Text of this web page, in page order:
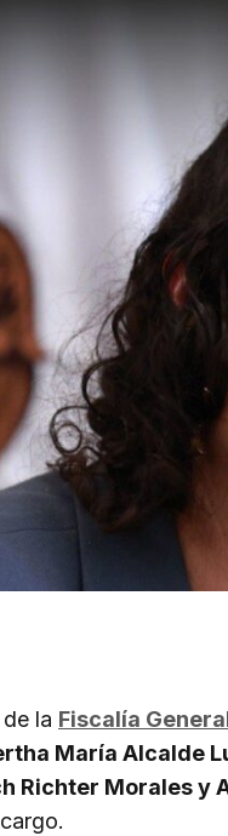
la Fiscalía
María Alcalde
Richter Morales y